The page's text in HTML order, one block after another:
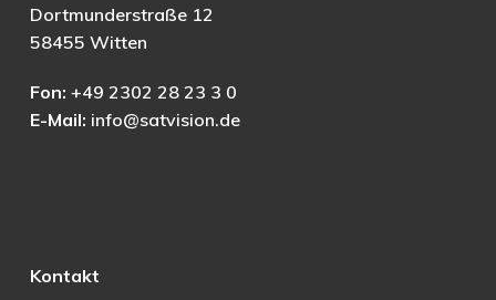
Dortmunderstraße 12
58455 Witten
Fon: +49 2302 28 23 3 0
E-Mail: info@satvision.de
Kontakt